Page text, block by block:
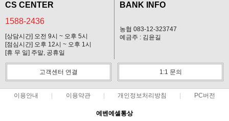
CS CENTER
1588-2436
[상담시간] 오전 9시 ~ 오후 5시
[점심시간] 오후 12시 ~ 오후 1시
[휴 무 일] 주말, 공휴일
BANK INFO
농협 083-12-323747
예금주 : 김윤길
고객센터 연결 1:1 문의
이용안내 이용약관 개인정보처리방침 PC버전
에벤에셀통상